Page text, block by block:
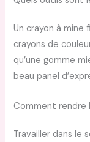
Un crayon à mine
crayons de
qu’une gomme
beau panel
Comment rendre
Travailler dans le